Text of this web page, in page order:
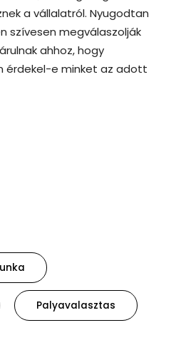
a vállalatról. Nyugodtan
szívesen megválaszolják
ahhoz, hogy
érdekel-e minket az adott
Palyavalasztas